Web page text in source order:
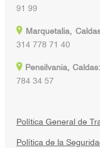
91 99
Marquetalia,
314 778 71 40
Pensilvania, Caldas:
784 34 57
Política General de
Política de la